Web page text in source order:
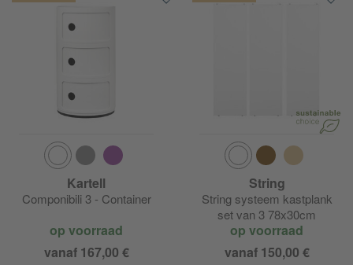
Kartell
Componibili 3 - Container
op voorraad
vanaf 167,00 €
String
String systeem kastplank
set van 3 78x30cm
op voorraad
vanaf 150,00 €